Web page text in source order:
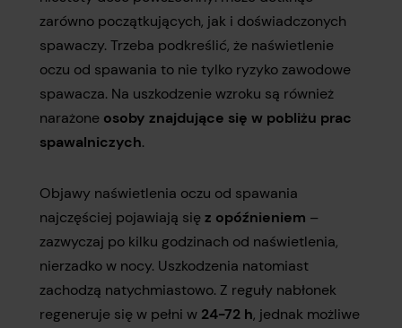
zarówno początkujących, jak i doświadczonych
spawaczy. Trzeba podkreślić, że naświetlenie
oczu od spawania to nie tylko ryzyko zawodowe
spawacza. Na uszkodzenie wzroku są również
narażone osoby znajdujące się w pobliżu prac
spawalniczych.
Objawy naświetlenia oczu od spawania
najczęściej pojawiają sięz opóźnieniem –
zazwyczaj po kilku godzinach od naświetlenia,
nierzadko w nocy. Uszkodzenia natomiast
zachodzą natychmiastowo. Z reguły nabłonek
regeneruje się w pełni w 24-72 h, jednak możliwe